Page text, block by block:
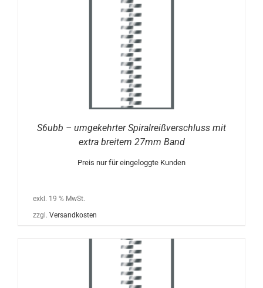
S6ubb – umgekehrter Spiralreißverschluss mit
extra breitem 27mm Band
Preis nur für eingeloggte Kunden
exkl. 19 % MwSt.
zzgl. Versandkosten